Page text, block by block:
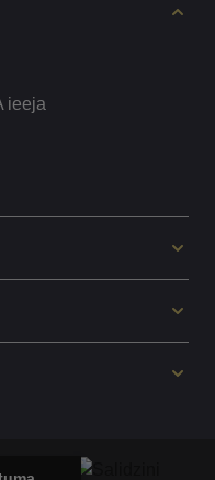
ieeja